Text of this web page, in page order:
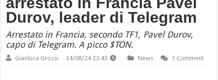
Durov, leader di Telegram
Arrestato in Francia, secondo TF1, Pavel Durov,
capo di Telegram. A picco $TON.
Gianluca Grossi 24/08/24 23:43 News 1 Comment